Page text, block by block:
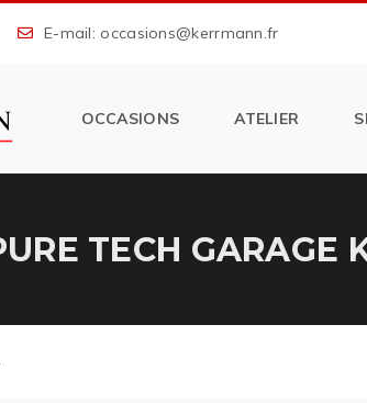
E-mail: occasions@kerrmann.fr
OCCASIONS ATELIER
TECH GARAGE